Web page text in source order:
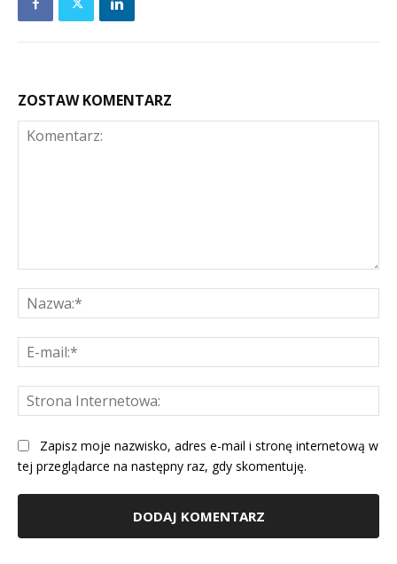
ZOSTAW KOMENTARZ
Zapisz moje nazwisko, adres e-mail i stronę internetową w
tej przeglądarce na następny raz, gdy skomentuję.